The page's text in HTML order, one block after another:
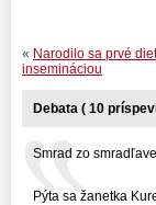
« Narodilo sa prvé
insemináciou
Debata ( 10
Smrad zo
Pýta sa žanetka